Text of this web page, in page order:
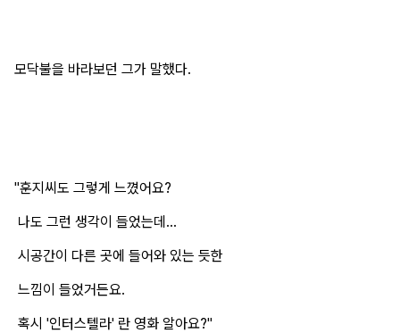
모닥불을 바라보던 그가 말했다.
"훈지씨도 그렇게 느꼈어요?
나도 그런 생각이 들었는데...
시공간이 다른 곳에 들어와 있는 듯한
느낌이 들었거든요.
혹시 '인터스텔라' 란 영화 알아요?"